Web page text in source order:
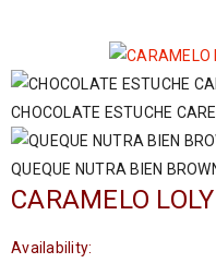
CHOCOLATE ESTUCHE
QUEQUE NUTRA BIEN
CARAMELO
Availability: